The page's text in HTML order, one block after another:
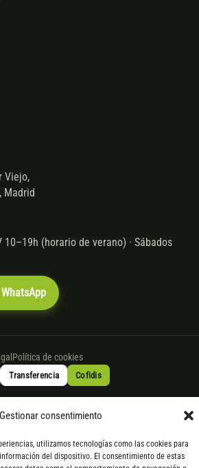
Gestionar consentimiento
utilizamos tecnologías como las cookies para
del dispositivo. El consentimiento de estas
Viejo,
Madrid
10–19h (horario de verano) · Sábados
Política de cookies
Transferencia Cofidis
con Cofidis hasta 6.000 € sin intereses.
detallespor WhatsApp.